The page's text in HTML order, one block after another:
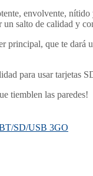
envolvente,
un salto de calidad y
principal, que te dará
para usar tarjetas
tiemblen las paredes!